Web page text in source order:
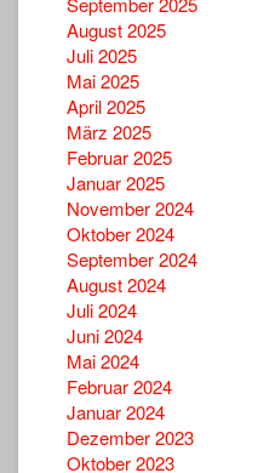
August 2025
Juli 2025
Mai 2025
April 2025
März 2025
Februar 2025
Januar 2025
November 2024
Oktober 2024
September 2024
August 2024
Juli 2024
Juni 2024
Mai 2024
Februar 2024
Januar 2024
Dezember 2023
Oktober 2023